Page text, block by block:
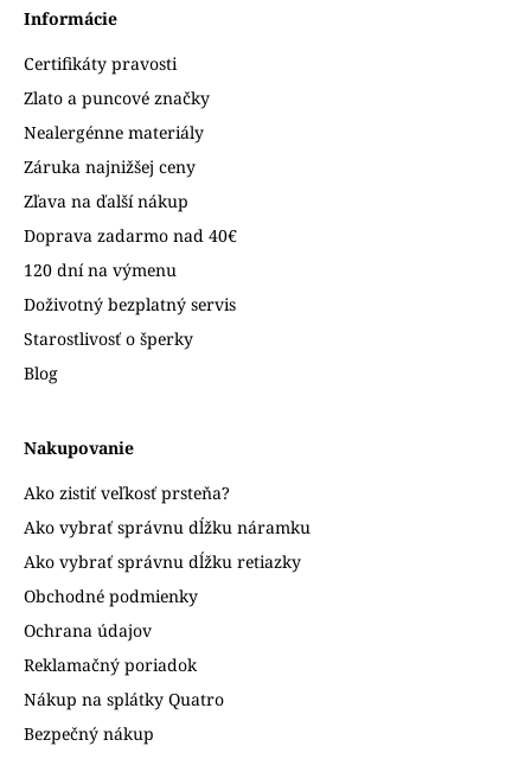
Informácie
Certifikáty pravosti
Zlato a puncové značky
Nealergénne materiály
Záruka najnižšej ceny
Zľava na ďalší nákup
Doprava zadarmo nad 40€
120 dní na výmenu
Doživotný bezplatný servis
Starostlivosť o šperky
Blog
Nakupovanie
Ako zistiť veľkosť prsteňa?
Ako vybrať správnu dĺžku náramku
Ako vybrať správnu dĺžku retiazky
Obchodné podmienky
Ochrana údajov
Reklamačný poriadok
Nákup na splátky Quatro
Bezpečný nákup